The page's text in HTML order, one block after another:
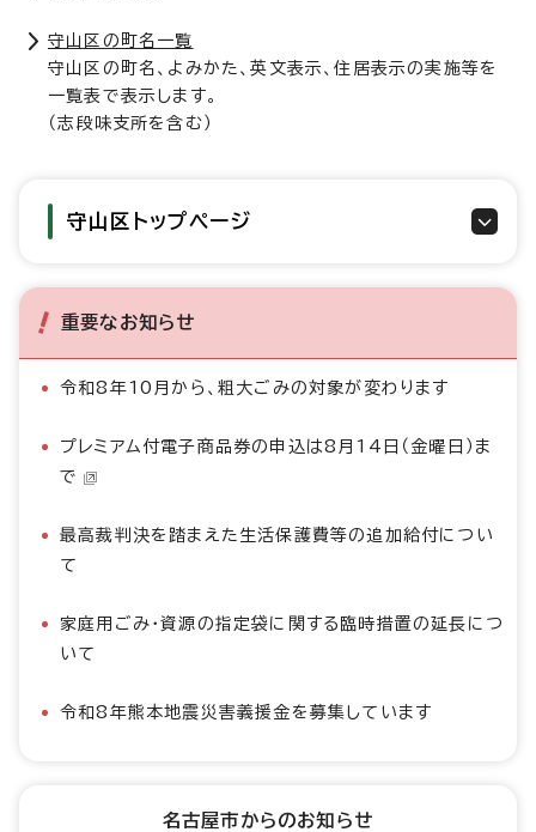
守山区の町名一覧
守山区の町名、よみかた、英文表示、住居表示の実施等を
一覧表で表示します。
（志段味支所を含む）
守山区トップページ
重要なお知らせ
令和8年10月から、粗大ごみの対象が変わります
プレミアム付電子商品券の申込は8月14日（金曜日）ま
で
最高裁判決を踏まえた生活保護費等の追加給付につい
て
家庭用ごみ・資源の指定袋に関する臨時措置の延長につ
いて
令和8年熊本地震災害義援金を募集しています
名古屋市からのお知らせ